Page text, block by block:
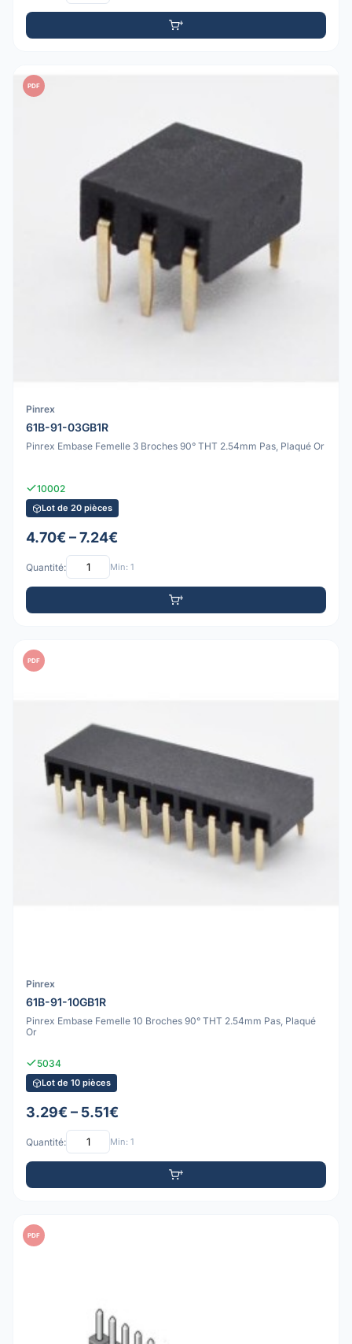
PDF
Pinrex
61B-91-03GB1R
Pinrex Embase Femelle 3 Broches 90° THT 2.54mm Pas, Plaqué Or
10002
Lot de 20 pièces
4.70€ – 7.24€
Quantité: Min: 1
PDF
Pinrex
61B-91-10GB1R
Pinrex Embase Femelle 10 Broches 90° THT 2.54mm Pas, Plaqué
Or
5034
Lot de 10 pièces
3.29€ – 5.51€
Quantité: Min: 1
PDF